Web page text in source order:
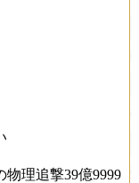
物理追撃39億9999